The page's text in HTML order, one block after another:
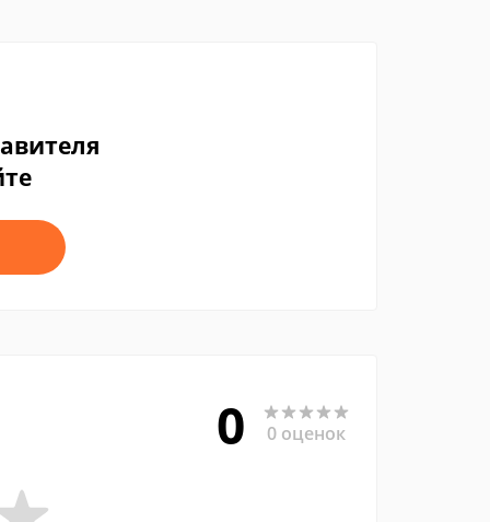
0 0 оценок